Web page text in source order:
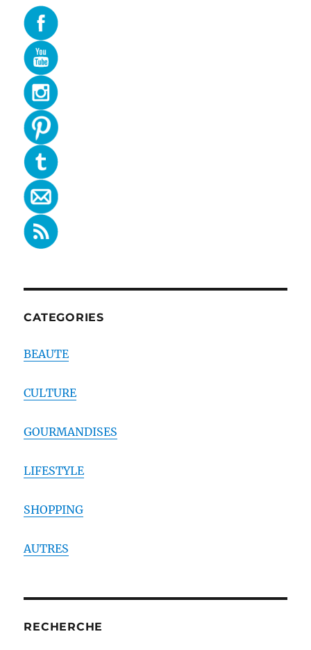
CATEGORIES
BEAUTE
CULTURE
GOURMANDISES
LIFESTYLE
SHOPPING
AUTRES
RECHERCHE